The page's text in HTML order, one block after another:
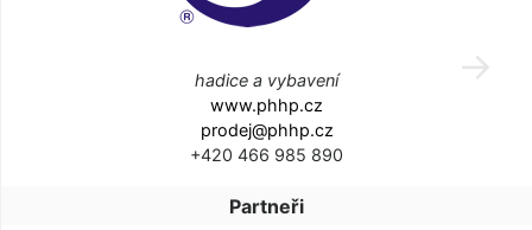
hadice a vybavení
www.phhp.cz
prodej@phhp.cz
+420 466 985 890
Partneři